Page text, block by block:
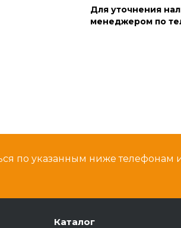
Для уточнения
менеджером по
по указанным ниже
Каталог